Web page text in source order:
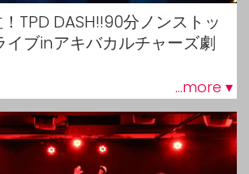
TPD DASH!!90分ノンストッ
イブinアキバカルチャーズ劇
...more ▾